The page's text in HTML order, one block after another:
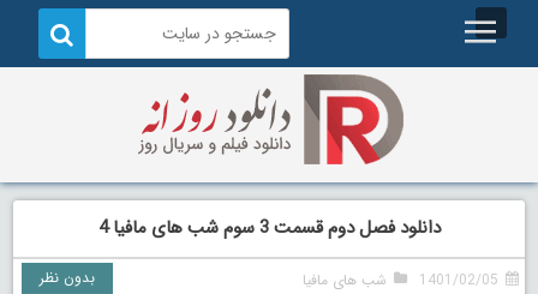
دانلود فصل دوم قسمت 3 سوم شب های مافیا 4
1401/02/05 شب های مافیا بدون نظر